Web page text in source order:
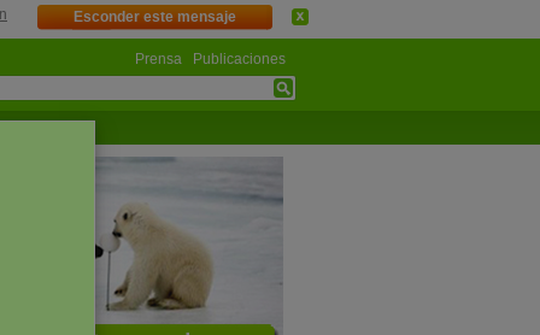
Esconder este mensaje
Prensa Publicaciones